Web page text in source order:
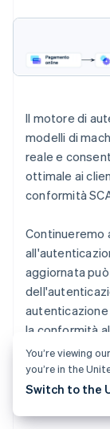
Il motore di
modelli di
reale e
ottimale ai
conformità
Continueremo
aggiornata
la conformità
frodi.Scopri
tassi di
You’re viewing
you’re in the
Switch to the